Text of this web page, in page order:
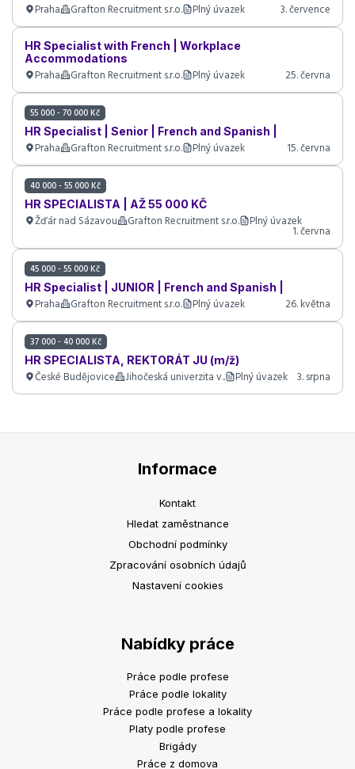
Praha Grafton Recruitment s.r.o. Plný úvazek 3. července
HR Specialist with French | Workplace
Accommodations
Praha Grafton Recruitment s.r.o. Plný úvazek 25. června
55 000 - 70 000 Kč
HR Specialist | Senior | French and Spanish |
Praha Grafton Recruitment s.r.o. Plný úvazek 15. června
40 000 - 55 000 Kč
HR SPECIALISTA | AŽ 55 000 KČ
Žďár nad Sázavou Grafton Recruitment s.r.o. Plný úvazek
1. června
45 000 - 55 000 Kč
HR Specialist | JUNIOR | French and Spanish |
Praha Grafton Recruitment s.r.o. Plný úvazek 26. května
37 000 - 40 000 Kč
HR SPECIALISTA, REKTORÁT JU (m/ž)
České Budějovice Jihočeská univerzita v.. Plný úvazek 3. srpna
Informace
Kontakt
Hledat zaměstnance
Obchodní podmínky
Zpracování osobních údajů
Nastavení cookies
Nabídky práce
Práce podle profese
Práce podle lokality
Práce podle profese a lokality
Platy podle profese
Brigády
Práce z domova